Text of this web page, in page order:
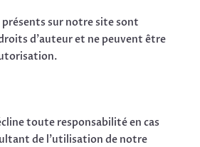
présents sur notre site sont
d’auteur et ne peuvent être
toute responsabilité en cas
de l’utilisation de notre